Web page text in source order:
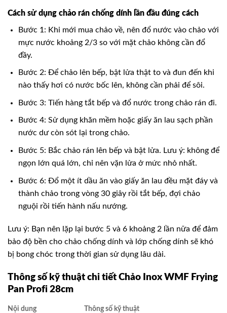
Cách sử dụng chảo rán chống dính lần đầu đúng cách
Bước 1: Khi mới mua chảo về, nên đổ nước vào chảo với
mực nước khoảng 2/3 so với mặt chảo không cần đổ
đầy.
Bước 2: Để chảo lên bếp, bật lửa thật to và đun đến khi
nào thấy hơi có nước bốc lên, không cần phải để sôi.
Bước 3: Tiến hàng tắt bếp và đổ nước trong chảo rán đi.
Bước 4: Sử dụng khăn mềm hoặc giấy ăn lau sạch phần
nước dư còn sót lại trong chảo.
Bước 5: Bắc chảo rán lên bếp và bật lửa. Lưu ý: không để
ngọn lớn quá lớn, chỉ nên vặn lửa ở mức nhỏ nhất.
Bước 6: Đổ một ít dầu ăn vào giấy ăn lau đều mặt đáy và
thành chảo trong vòng 30 giây rồi tắt bếp, đợi chảo
nguội rồi tiến hành nấu nướng.
Lưu ý: Bạn nên lặp lại bước 5 và 6 khoảng 2 lần nữa để đảm
bảo độ bền cho chảo chống dính và lớp chống dính sẽ khó
bị bong chóc trong thời gian sử dụng lâu dài.
Thông số kỹ thuật chi tiết Chảo Inox WMF Frying
Pan Profi 28cm
Nội dung Thông số kỹ thuật